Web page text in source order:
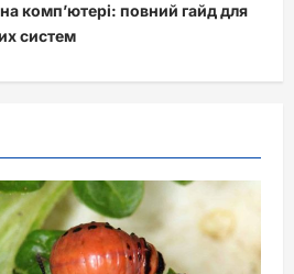
комп’ютері: повний гайд для
систем